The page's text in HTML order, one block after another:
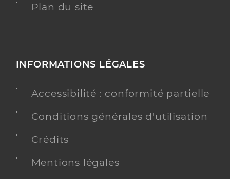
Plan du site
INFORMATIONS LÉGALES
Accessibilité : conformité partielle
Conditions générales d'utilisation
Crédits
Mentions légales